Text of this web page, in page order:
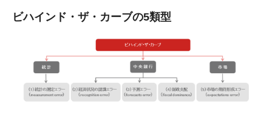
ビハインド・ザ・カーブの5類型